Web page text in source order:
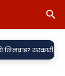
शिलापट्टों पर